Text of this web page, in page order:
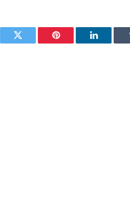
Twitter Pinterest LinkedIn